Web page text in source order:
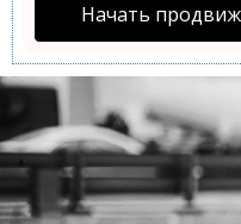
Начать